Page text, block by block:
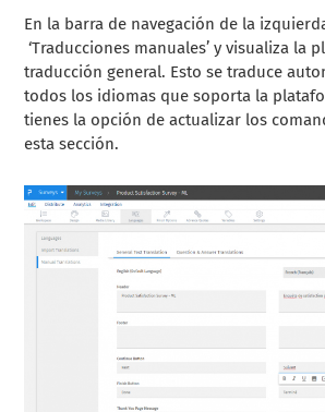
En la barra de navegación de la
‘Traducciones manuales’ y visualiza la
traducción general. Esto se traduce
todos los idiomas que soporta la
tienes la opción de actualizar los
esta sección.